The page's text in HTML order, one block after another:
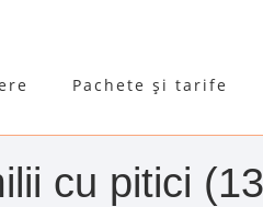
Pachete și tarife
cu pitici